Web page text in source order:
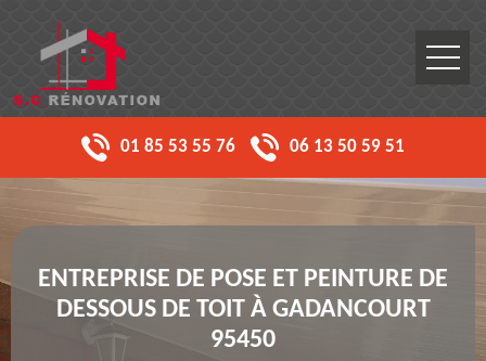
01 85 53 55 76 06 13 50 59 51
ENTREPRISE DE POSE ET PEINTURE DE
DESSOUS DE TOIT À GADANCOURT
95450